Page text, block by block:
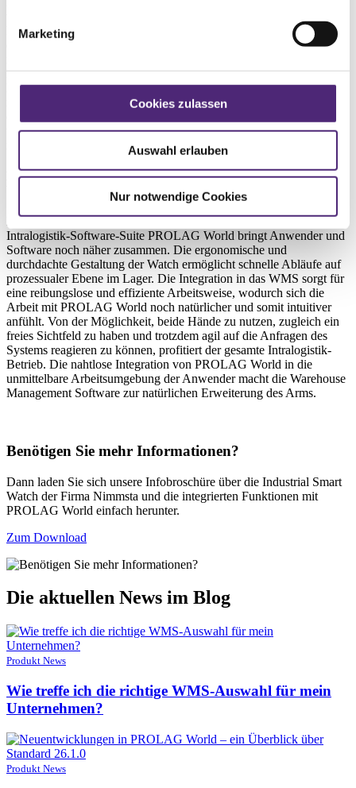
Marketing
Cookies zulassen
Auswahl erlauben
Nur notwendige Cookies
hervorgehoben und eigens gestaltete Icons beschreiben die
durchzuführende Tätigkeit international leicht verständlich und
Bluetooth sichergestellt. Dabei lassen sich alle Schritte, die beim
Kommissionieren, Picken und Packen nötig sind, sowohl vom
mobilen Gerät aus steuern, als auch mit der NIMMSTA Watch
und in Echtzeit. Ein geräteübergreifendes Arbeiten ist damit
Effizientes und ergonomisches Arbeiten in Einklang mit dem
Die Integration der NIMMSTA Industrial Smart Watch in die
Intralogistik-Software-Suite PROLAG World bringt Anwender und
Software noch näher zusammen. Die ergonomische und
durchdachte Gestaltung der Watch ermöglicht schnelle Abläufe auf
prozessualer Ebene im Lager. Die Integration in das WMS sorgt für
eine reibungslose und effiziente Arbeitsweise, wodurch sich die
Arbeit mit PROLAG World noch natürlicher und somit intuitiver
anfühlt. Von der Möglichkeit, beide Hände zu nutzen, zugleich ein
freies Sichtfeld zu haben und trotzdem agil auf die Anfragen des
Systems reagieren zu können, profitiert der gesamte Intralogistik-
Betrieb. Die nahtlose Integration von PROLAG World in die
unmittelbare Arbeitsumgebung der Anwender macht die Warehouse
Management Software zur natürlichen Erweiterung des Arms.
Benötigen Sie mehr Informationen?
Dann laden Sie sich unsere Infobroschüre über die Industrial Smart
Watch der Firma Nimmsta und die integrierten Funktionen mit
PROLAG World einfach herunter.
Zum Download
Die aktuellen News im Blog
Produkt News
Wie treffe ich die richtige WMS-Auswahl für mein
Unternehmen?
Produkt News